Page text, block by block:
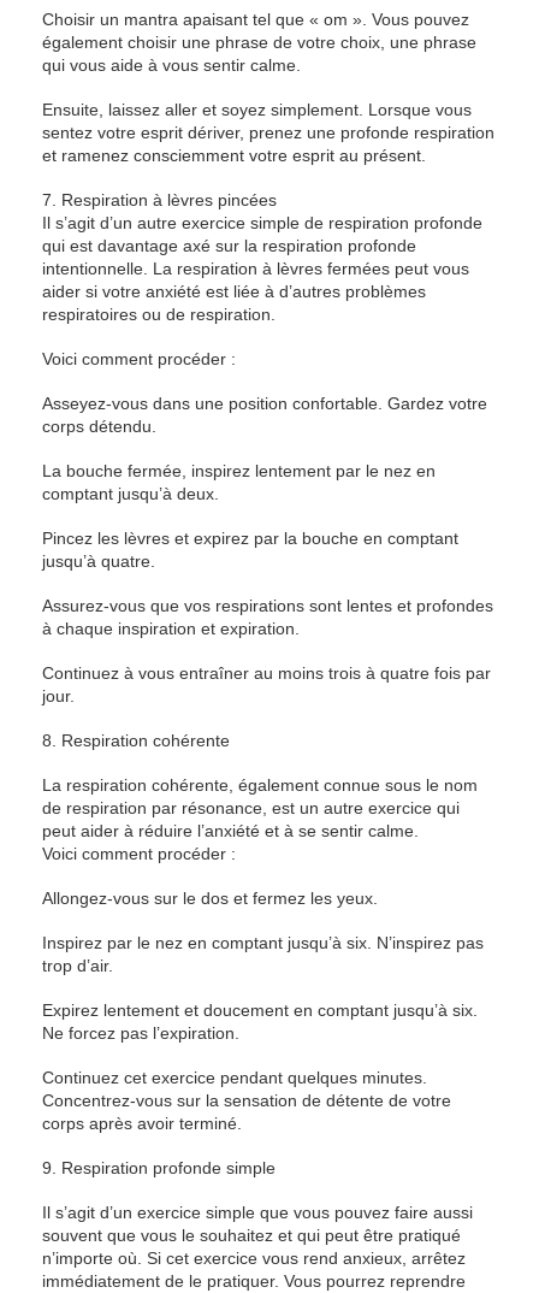
Choisir un mantra apaisant tel que « om ». Vous pouvez
également choisir une phrase de votre choix, une phrase
qui vous aide à vous sentir calme.
Ensuite, laissez aller et soyez simplement. Lorsque vous
sentez votre esprit dériver, prenez une profonde respiration
et ramenez consciemment votre esprit au présent.
7. Respiration à lèvres pincées
Il s’agit d’un autre exercice simple de respiration profonde
qui est davantage axé sur la respiration profonde
intentionnelle. La respiration à lèvres fermées peut vous
aider si votre anxiété est liée à d’autres problèmes
respiratoires ou de respiration.
Voici comment procéder :
Asseyez-vous dans une position confortable. Gardez votre
corps détendu.
La bouche fermée, inspirez lentement par le nez en
comptant jusqu’à deux.
Pincez les lèvres et expirez par la bouche en comptant
jusqu’à quatre.
Assurez-vous que vos respirations sont lentes et profondes
à chaque inspiration et expiration.
Continuez à vous entraîner au moins trois à quatre fois par
jour.
8. Respiration cohérente
La respiration cohérente, également connue sous le nom
de respiration par résonance, est un autre exercice qui
peut aider à réduire l’anxiété et à se sentir calme.
Voici comment procéder :
Allongez-vous sur le dos et fermez les yeux.
Inspirez par le nez en comptant jusqu’à six. N’inspirez pas
trop d’air.
Expirez lentement et doucement en comptant jusqu’à six.
Ne forcez pas l’expiration.
Continuez cet exercice pendant quelques minutes.
Concentrez-vous sur la sensation de détente de votre
corps après avoir terminé.
9. Respiration profonde simple
Il s’agit d’un exercice simple que vous pouvez faire aussi
souvent que vous le souhaitez et qui peut être pratiqué
n’importe où. Si cet exercice vous rend anxieux, arrêtez
immédiatement de le pratiquer. Vous pourrez reprendre